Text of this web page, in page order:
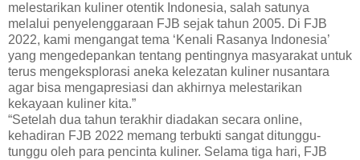
melestarikan kuliner otentik Indonesia, salah satunya
melalui penyelenggaraan FJB sejak tahun 2005. Di FJB
2022, kami mengangat tema ‘Kenali Rasanya Indonesia’
yang mengedepankan tentang pentingnya masyarakat untuk
terus mengeksplorasi aneka kelezatan kuliner nusantara
agar bisa mengapresiasi dan akhirnya melestarikan
kekayaan kuliner kita.”
“Setelah dua tahun terakhir diadakan secara online,
kehadiran FJB 2022 memang terbukti sangat ditunggu-
tunggu oleh para pencinta kuliner. Selama tiga hari, FJB